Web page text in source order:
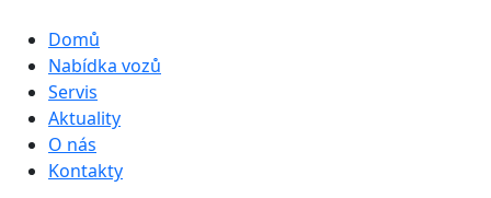
Hlavní navigace
Domů
Nabídka vozů
Servis
Aktuality
O nás
Kontakty